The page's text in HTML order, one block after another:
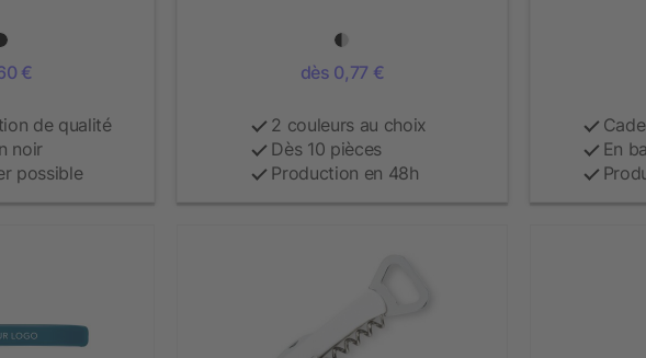
€
de qualité
noir
possible
dès 0,77 €
2 couleurs au choix
Dès 10 pièces
Production en 48h
En